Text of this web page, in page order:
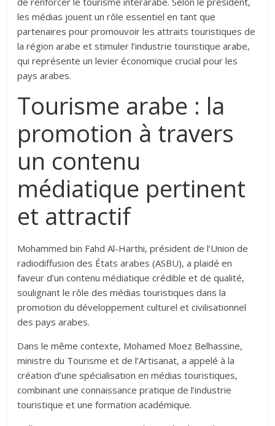
les médias jouent un rôle essentiel en tant que
partenaires pour promouvoir les attraits touristiques de
la région arabe et stimuler l’industrie touristique arabe,
qui représente un levier économique crucial pour les
pays arabes.
Tourisme arabe : la
promotion à travers
un contenu
médiatique pertinent
et attractif
Mohammed bin Fahd Al-Harthi, président de l’Union de
radiodiffusion des États arabes (ASBU), a plaidé en
faveur d’un contenu médiatique crédible et de qualité,
soulignant le rôle des médias touristiques dans la
promotion du développement culturel et civilisationnel
des pays arabes.
Dans le même contexte, Mohamed Moez Belhassine,
ministre du Tourisme et de l’Artisanat, a appelé à la
création d’une spécialisation en médias touristiques,
combinant une connaissance pratique de l’industrie
touristique et une formation académique.